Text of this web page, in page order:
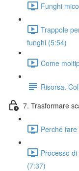
Funghi
Trappole
funghi (5:54)
Come
Risorsa.
7. Trasformare
Perché
Processo
(7:37)